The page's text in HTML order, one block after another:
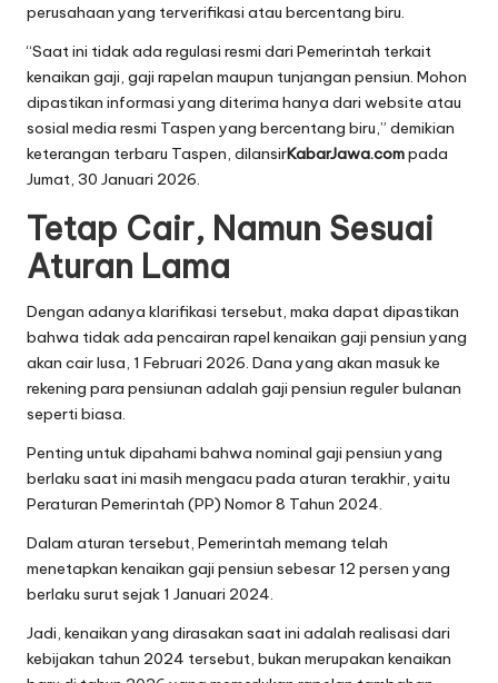
perusahaan yang terverifikasi atau bercentang biru.
“Saat ini tidak ada regulasi resmi dari Pemerintah terkait
kenaikan gaji, gaji rapelan maupun tunjangan pensiun. Mohon
dipastikan informasi yang diterima hanya dari website atau
sosial media resmi Taspen yang bercentang biru,” demikian
keterangan terbaru Taspen, dilansirKabarJawa.compada
Jumat, 30 Januari 2026.
Tetap Cair, Namun Sesuai
Aturan Lama
Dengan adanya klarifikasi tersebut, maka dapat dipastikan
bahwa tidak ada pencairan rapel kenaikan gaji pensiun yang
akan cair lusa, 1 Februari 2026. Dana yang akan masuk ke
rekening para pensiunan adalah gaji pensiun reguler bulanan
seperti biasa.
Penting untuk dipahami bahwa nominal gaji pensiun yang
berlaku saat ini masih mengacu pada aturan terakhir, yaitu
Peraturan Pemerintah (PP) Nomor 8 Tahun 2024.
Dalam aturan tersebut, Pemerintah memang telah
menetapkan kenaikan gaji pensiun sebesar 12 persen yang
berlaku surut sejak 1 Januari 2024.
Jadi, kenaikan yang dirasakan saat ini adalah realisasi dari
kebijakan tahun 2024 tersebut, bukan merupakan kenaikan